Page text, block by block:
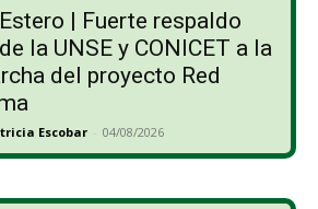
| Fuerte respaldo
la UNSE y CONICET a la
del proyecto Red
Escobar - 04/08/2026